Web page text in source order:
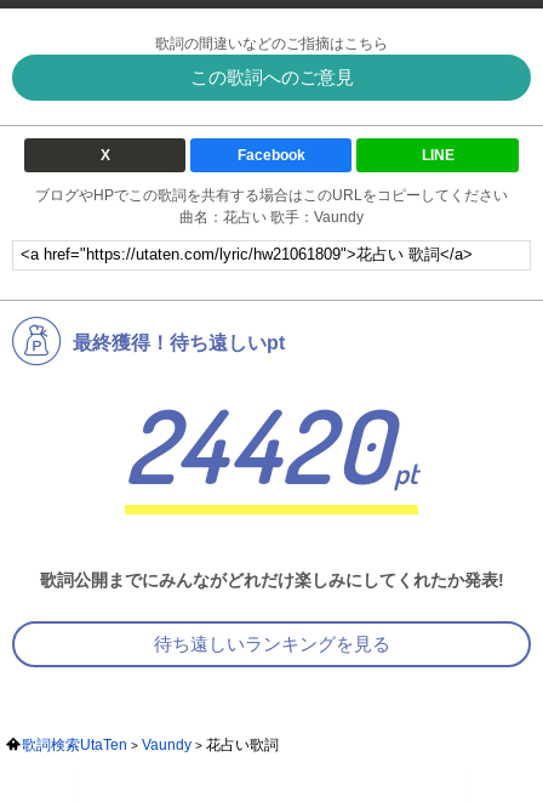
歌詞の間違いなどのご指摘はこちら
この歌詞へのご意見
X Facebook LINE
ブログやHPでこの歌詞を共有する場合はこのURLをコピーしてください
曲名：花占い 歌手：Vaundy
最終獲得！待ち遠しいpt
24420pt
歌詞公開までにみんながどれだけ楽しみにしてくれたか発表!
待ち遠しいランキングを見る
歌詞検索UtaTen Vaundy 花占い歌詞